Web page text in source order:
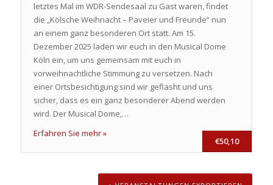
€50,10
letztes Mal im WDR-Sendesaal zu Gast waren, findet
die „Kölsche Weihnacht – Paveier und Freunde“ nun
an einem ganz besonderen Ort statt. Am 15.
Dezember 2025 laden wir euch in den Musical Dome
Köln ein, um uns gemeinsam mit euch in
vorweihnachtliche Stimmung zu versetzen. Nach
einer Ortsbesichtigung sind wir geflasht und uns
sicher, dass es ein ganz besonderer Abend werden
wird. Der Musical Dome,…
Erfahren Sie mehr »